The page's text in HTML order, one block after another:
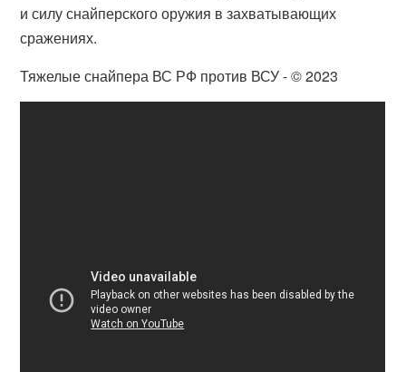
и силу снайперского оружия в захватывающих
сражениях.
Тяжелые снайпера ВС РФ против ВСУ - © 2023